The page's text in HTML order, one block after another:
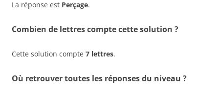
La réponse est Perçage.
Combien de lettres compte cette solution ?
Cette solution compte 7 lettres.
Où retrouver toutes les réponses du niveau ?